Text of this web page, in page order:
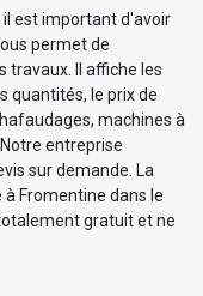
est important d'avoir
permet de
travaux. Il affiche les
quantités, le prix de
machines à
entreprise
sur demande. La
Fromentine dans le
gratuit et ne